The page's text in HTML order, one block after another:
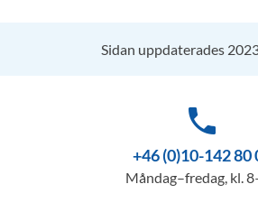
Sidan uppdaterades
phone
+46 (0)10-142 80
Måndag–fredag, kl.